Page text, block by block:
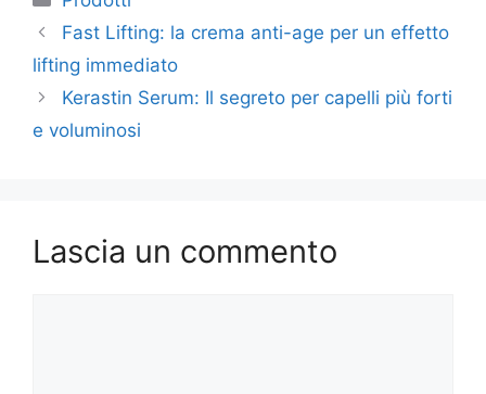
Fast Lifting: la crema anti-age per un effetto
lifting immediato
Kerastin Serum: Il segreto per capelli più forti
e voluminosi
Lascia un commento